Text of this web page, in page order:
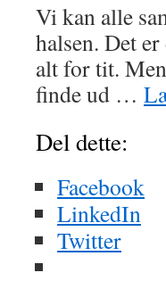
Vi kan alle
halsen. Det
alt for tit.
finde ud …
Del dette:
Facebook
LinkedIn
Twitter